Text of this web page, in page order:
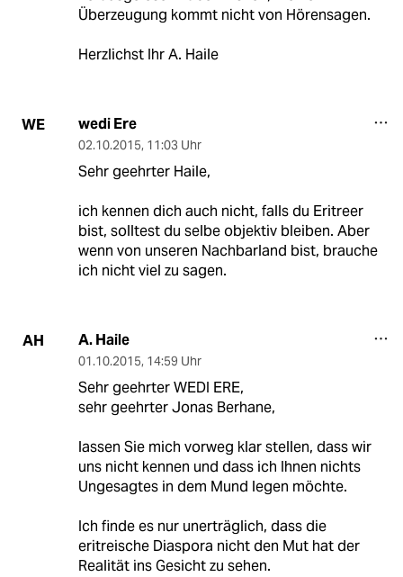
Überzeugung kommt nicht von Hörensagen.
Herzlichst Ihr A. Haile
WE wedi Ere
02.10.2015, 11:03 Uhr
Sehr geehrter Haile,
ich kennen dich auch nicht, falls du Eritreer
bist, solltest du selbe objektiv bleiben. Aber
wenn von unseren Nachbarland bist, brauche
ich nicht viel zu sagen.
AH A. Haile
01.10.2015, 14:59 Uhr
Sehr geehrter WEDI ERE,
sehr geehrter Jonas Berhane,
lassen Sie mich vorweg klar stellen, dass wir
uns nicht kennen und dass ich Ihnen nichts
Ungesagtes in dem Mund legen möchte.
Ich finde es nur unerträglich, dass die
eritreische Diaspora nicht den Mut hat der
Realität ins Gesicht zu sehen.